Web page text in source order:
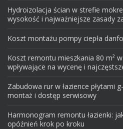
Hydroizolacja ścian w strefie
wysokość i najważniejsze zasady
Koszt montażu pompy ciepła
Koszt remontu mieszkania 80 m²
wpływające na wycenę i
Zabudowa rur w łazience płytami
montaż i dostęp serwisowy
Harmonogram remontu łazienki:
opóźnień krok po kroku